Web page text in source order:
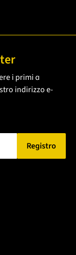
i primi a
indirizzo e-
Registro